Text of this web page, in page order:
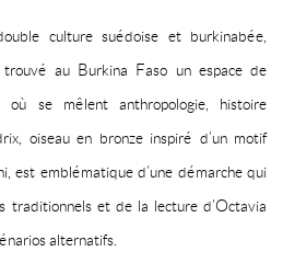
culture suédoise et burkinabée,
au Burkina Faso un espace de
où se mêlent anthropologie, histoire
oiseau en bronze inspiré d’un motif
est emblématique d’une démarche qui
traditionnels et de la lecture d’Octavia
alternatifs.